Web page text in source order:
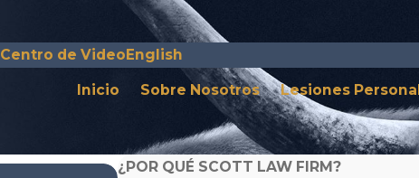
Centro de VideoEnglish
Inicio Sobre Nosotros Lesiones
¿POR QUÉ SCOTT LAW FIRM?